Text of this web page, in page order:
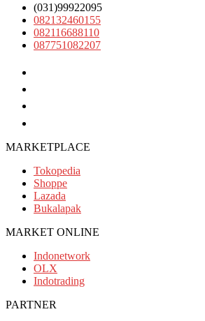
(031)99922095
082132460155
082116688110
087751082207
MARKETPLACE
Tokopedia
Shoppe
Lazada
Bukalapak
MARKET ONLINE
Indonetwork
OLX
Indotrading
PARTNER